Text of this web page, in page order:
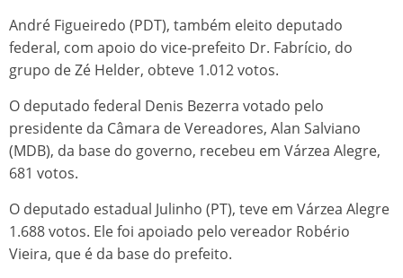
André Figueiredo (PDT), também eleito deputado
federal, com apoio do vice-prefeito Dr. Fabrício, do
grupo de Zé Helder, obteve 1.012 votos.
O deputado federal Denis Bezerra votado pelo
presidente da Câmara de Vereadores, Alan Salviano
(MDB), da base do governo, recebeu em Várzea Alegre,
681 votos.
O deputado estadual Julinho (PT), teve em Várzea Alegre
1.688 votos. Ele foi apoiado pelo vereador Robério
Vieira, que é da base do prefeito.